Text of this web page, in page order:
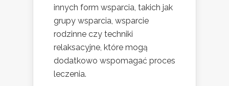
innych form wsparcia, takich jak
grupy wsparcia, wsparcie
rodzinne czy techniki
relaksacyjne, które mogą
dodatkowo wspomagać proces
leczenia.